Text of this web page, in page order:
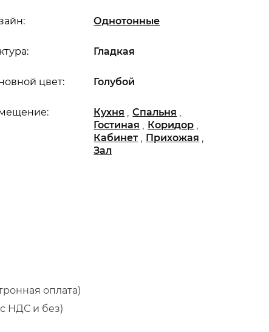
цвет: Голубой
Однотонные
Кухня ,Спальня ,
Гостиная , Коридор ,
Кабинет , Прихожая ,
Зал
Гладкая
оплата)
НДС и без)